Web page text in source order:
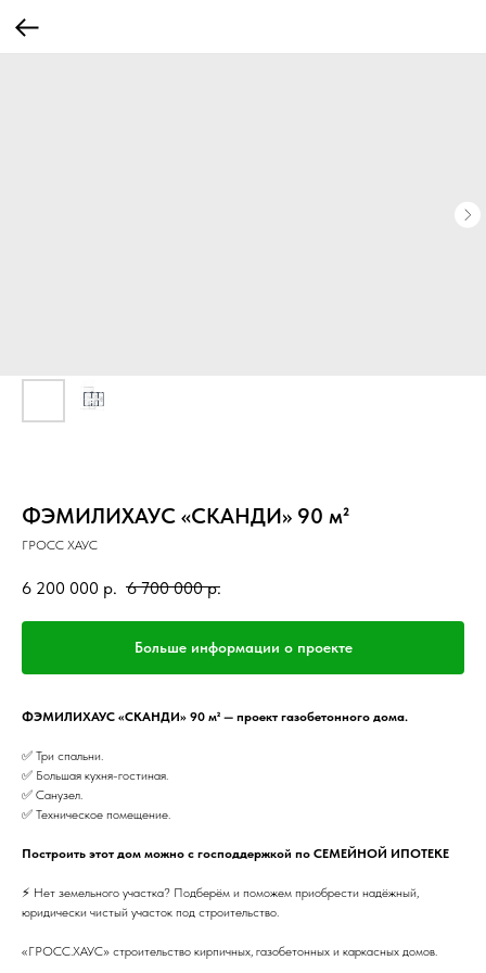
ФЭМИЛИХАУС «СКАНДИ» 90 м²
ГРОСС ХАУС
6 200 000 р. 6 700 000 р.
Больше информации о проекте
ФЭМИЛИХАУС «СКАНДИ» 90 м² — проект газобетонного дома.
✅ Три спальни.
✅ Большая кухня-гостиная.
✅ Санузел.
✅ Техническое помещение.
Построить этот дом можно с господдержкой по СЕМЕЙНОЙ ИПОТЕКЕ
⚡️ Нет земельного участка? Подберём и поможем приобрести надёжный,
юридически чистый участок под строительство.
«ГРОСС.ХАУС» строительство кирпичных, газобетонных и каркасных домов.